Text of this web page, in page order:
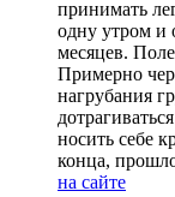
принимать
одну утром и
месяцев.
Примерно
нагрубания
носить себе
конца,
на сайте